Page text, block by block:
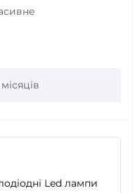
місяців
Led лампи